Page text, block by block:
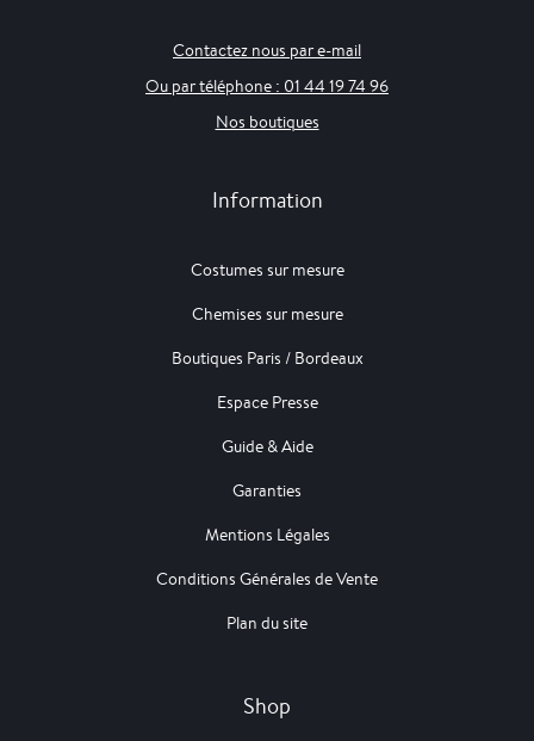
Contactez nous par e-mail
Ou par téléphone : 01 44 19 74 96
Nos boutiques
Information
Costumes sur mesure
Chemises sur mesure
Boutiques Paris / Bordeaux
Espace Presse
Guide & Aide
Garanties
Mentions Légales
Conditions Générales de Vente
Plan du site
Shop